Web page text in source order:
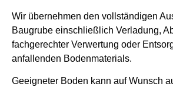
Wir übernehmen den vollständigen
Baugrube einschließlich Verladung,
fachgerechter Verwertung oder
anfallenden Bodenmaterials.
Geeigneter Boden kann auf Wunsch